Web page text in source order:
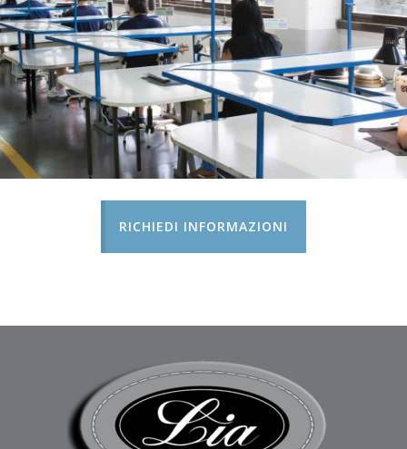
RICHIEDI INFORMAZIONI